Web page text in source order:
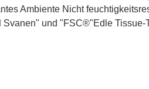
PAPSTAR ROYAL Collection Umweltfreundlich:
und "FSC®"Edle